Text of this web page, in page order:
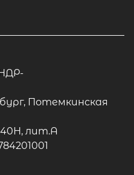
Потемкинская
лит.А